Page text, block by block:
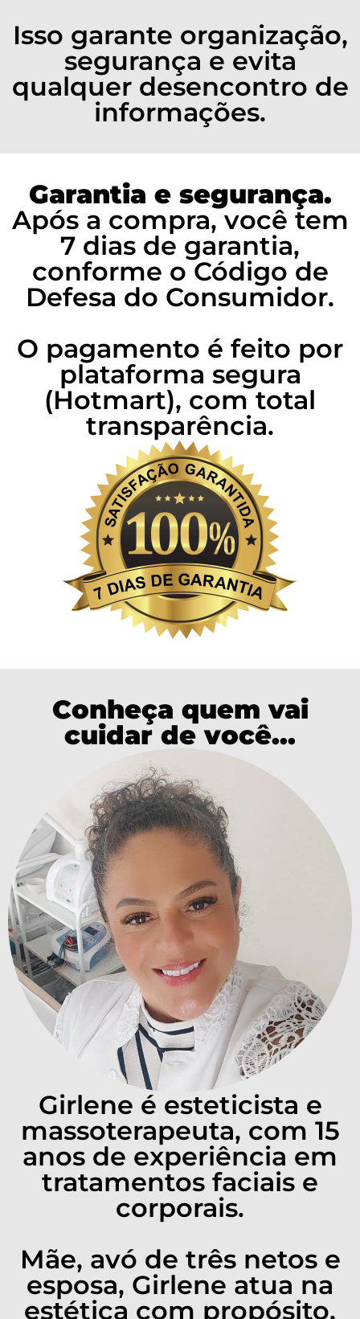
Isso garante organização,
segurança e evita
qualquer desencontro de
informações.
Garantia e segurança.
Após a compra, você tem
7 dias de garantia,
conforme o Código de
Defesa do Consumidor.
O pagamento é feito por
plataforma segura
(Hotmart), com total
transparência.
Conheça quem vai
cuidar de você...
Girlene é esteticista e
massoterapeuta, com 15
anos de experiência em
tratamentos faciais e
corporais.
Mãe, avó de três netos e
esposa, Girlene atua na
estética com propósito,